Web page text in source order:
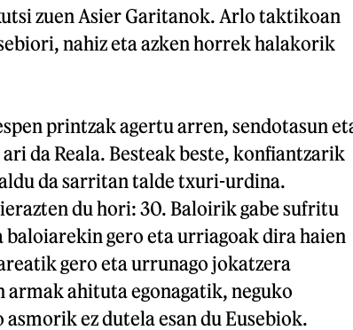
zuen Asier Garitanok. Arlo taktikoan
nahiz eta azken horrek halakorik
printzak agertu arren, sendotasun
da Reala. Besteak beste, konfiantzarik
da sarritan talde txuri-urdina.
du hori: 30. Baloirik gabe sufritu
gero eta urriagoak dira haien
gero eta urrunago jokatzera
armak ahituta egonagatik, neguko
ez dutela esan du Eusebiok.